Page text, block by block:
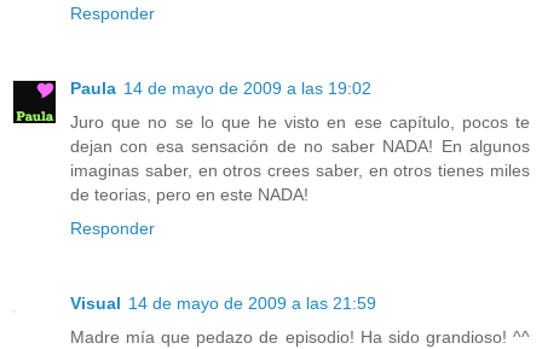
Responder
Paula 14 de mayo de 2009 a las 19:02
Juro que no se lo que he visto en ese capítulo, pocos te
dejan con esa sensación de no saber NADA! En algunos
imaginas saber, en otros crees saber, en otros tienes miles
de teorias, pero en este NADA!
Responder
Visual 14 de mayo de 2009 a las 21:59
Madre mía que pedazo de episodio! Ha sido grandioso! ^^